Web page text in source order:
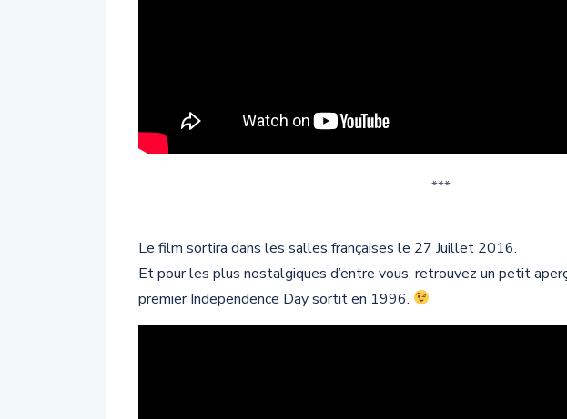
***
Le film sortira dans les salles françaises le 27 Juillet 2016.
Et pour les plus nostalgiques d’entre vous, retrouvez un petit
premier Independence Day sortit en 1996.